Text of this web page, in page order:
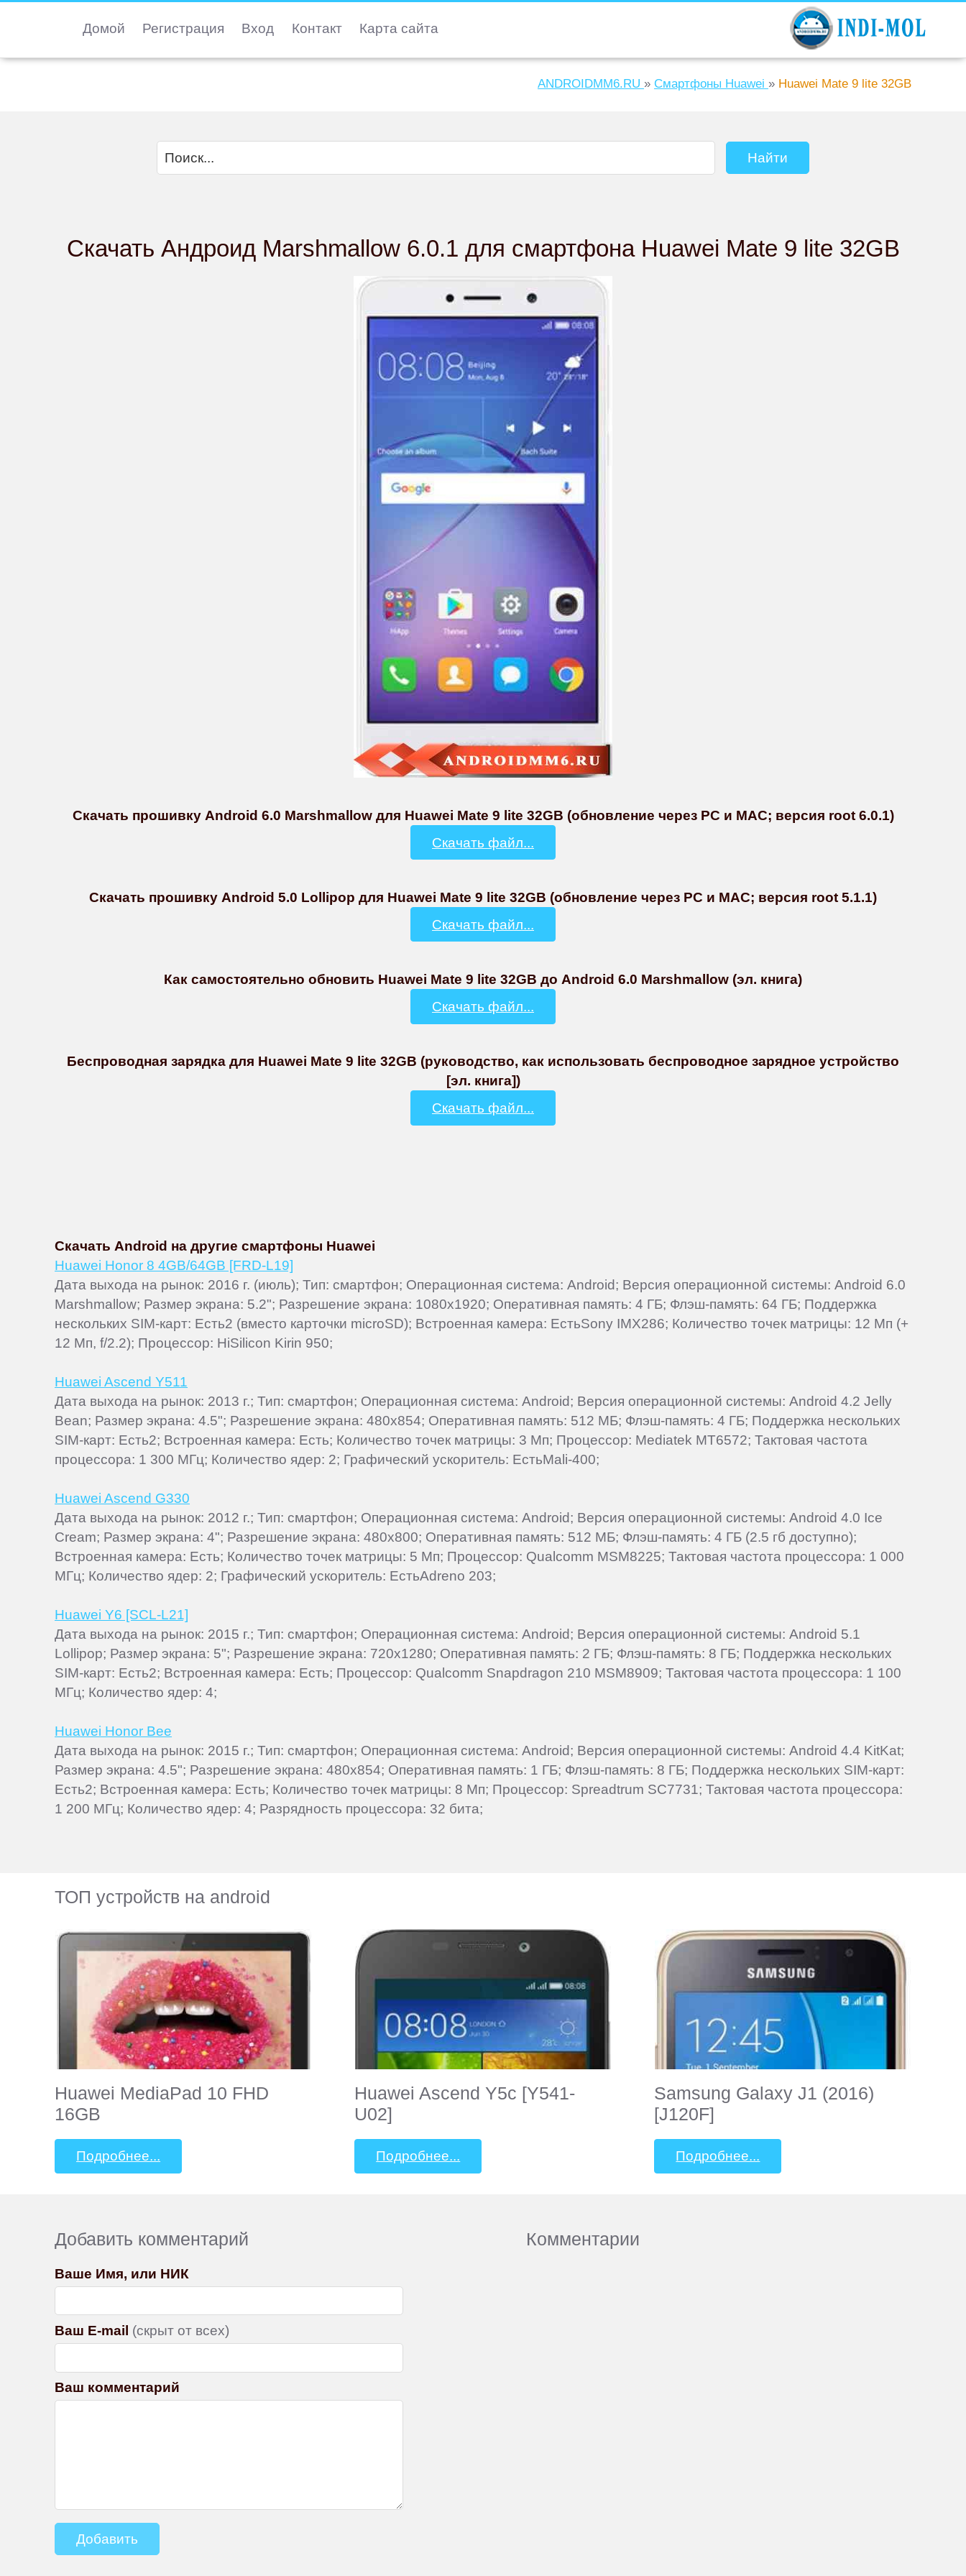
Домой Регистрация Вход Контакт Карта сайта
ANDROIDMM6.RU » Смартфоны Huawei » Huawei Mate 9 lite 32GB
Скачать Андроид Marshmallow 6.0.1 для смартфона Huawei Mate 9 lite 32GB
Скачать прошивку Android 6.0 Marshmallow для Huawei Mate 9 lite 32GB (обновление через PC и MAC; версия root 6.0.1)
Скачать файл...
Скачать прошивку Android 5.0 Lollipop для Huawei Mate 9 lite 32GB (обновление через PC и MAC; версия root 5.1.1)
Скачать файл...
Как самостоятельно обновить Huawei Mate 9 lite 32GB до Android 6.0 Marshmallow (эл. книга)
Скачать файл...
Беспроводная зарядка для Huawei Mate 9 lite 32GB (руководство, как использовать беспроводное зарядное устройство
[эл. книга])
Скачать файл...
Скачать Android на другие смартфоны Huawei
Huawei Honor 8 4GB/64GB [FRD-L19]
Дата выхода на рынок: 2016 г. (июль); Тип: смартфон; Операционная система: Android; Версия операционной системы: Android 6.0
Marshmallow; Размер экрана: 5.2"; Разрешение экрана: 1080x1920; Оперативная память: 4 ГБ; Флэш-память: 64 ГБ; Поддержка
нескольких SIM-карт: Есть2 (вместо карточки microSD); Встроенная камера: ЕстьSony IMX286; Количество точек матрицы: 12 Мп (+
12 Мп, f/2.2); Процессор: HiSilicon Kirin 950;
Huawei Ascend Y511
Дата выхода на рынок: 2013 г.; Тип: смартфон; Операционная система: Android; Версия операционной системы: Android 4.2 Jelly
Bean; Размер экрана: 4.5"; Разрешение экрана: 480x854; Оперативная память: 512 МБ; Флэш-память: 4 ГБ; Поддержка нескольких
SIM-карт: Есть2; Встроенная камера: Есть; Количество точек матрицы: 3 Мп; Процессор: Mediatek MT6572; Тактовая частота
процессора: 1 300 МГц; Количество ядер: 2; Графический ускоритель: ЕстьMali-400;
Huawei Ascend G330
Дата выхода на рынок: 2012 г.; Тип: смартфон; Операционная система: Android; Версия операционной системы: Android 4.0 Ice
Cream; Размер экрана: 4"; Разрешение экрана: 480x800; Оперативная память: 512 МБ; Флэш-память: 4 ГБ (2.5 гб доступно);
Встроенная камера: Есть; Количество точек матрицы: 5 Мп; Процессор: Qualcomm MSM8225; Тактовая частота процессора: 1 000
МГц; Количество ядер: 2; Графический ускоритель: ЕстьAdreno 203;
Huawei Y6 [SCL-L21]
Дата выхода на рынок: 2015 г.; Тип: смартфон; Операционная система: Android; Версия операционной системы: Android 5.1
Lollipop; Размер экрана: 5"; Разрешение экрана: 720x1280; Оперативная память: 2 ГБ; Флэш-память: 8 ГБ; Поддержка нескольких
SIM-карт: Есть2; Встроенная камера: Есть; Процессор: Qualcomm Snapdragon 210 MSM8909; Тактовая частота процессора: 1 100
МГц; Количество ядер: 4;
Huawei Honor Bee
Дата выхода на рынок: 2015 г.; Тип: смартфон; Операционная система: Android; Версия операционной системы: Android 4.4 KitKat;
Размер экрана: 4.5"; Разрешение экрана: 480x854; Оперативная память: 1 ГБ; Флэш-память: 8 ГБ; Поддержка нескольких SIM-карт:
Есть2; Встроенная камера: Есть; Количество точек матрицы: 8 Мп; Процессор: Spreadtrum SC7731; Тактовая частота процессора:
1 200 МГц; Количество ядер: 4; Разрядность процессора: 32 бита;
ТОП устройств на android
Huawei MediaPad 10 FHD
16GB
Подробнее...
Huawei Ascend Y5c [Y541-
U02]
Подробнее...
Samsung Galaxy J1 (2016)
[J120F]
Подробнее...
Добавить комментарий
Ваше Имя, или НИК
Ваш E-mail (скрыт от всех)
Ваш комментарий
Комментарии